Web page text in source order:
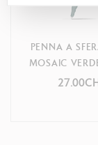
Scatola in
PENNA A
MOSAIC